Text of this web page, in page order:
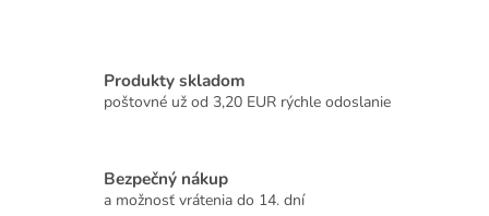
Produkty skladom
poštovné už od 3,20 EUR rýchle odoslanie
Bezpečný nákup
a možnosť vrátenia do 14. dní